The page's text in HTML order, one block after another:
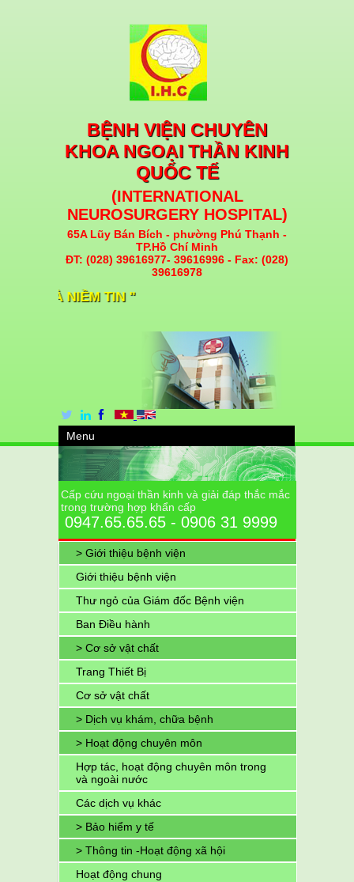
BỆNH VIỆN CHUYÊN
KHOA NGOẠI THẦN KINH
QUỐC TẾ
(INTERNATIONAL
NEUROSURGERY HOSPITAL)
65A Lũy Bán Bích - phường Phú Thạnh -
TP.Hồ Chí Minh
ĐT: (028) 39616977- 39616996 - Fax: (028)
39616978
LÀ NIỀM TIN "
Menu
Cấp cứu ngoại thần kinh và giải đáp thắc mắc
trong trường hợp khẩn cấp
0947.65.65.65 - 0906 31 9999
> Giới thiệu bệnh viện
Giới thiệu bệnh viện
Thư ngỏ của Giám đốc Bệnh viện
Ban Điều hành
> Cơ sở vật chất
Trang Thiết Bị
Cơ sở vật chất
> Dịch vụ khám, chữa bệnh
> Hoạt động chuyên môn
Hợp tác, hoạt động chuyên môn trong
và ngoài nước
Các dịch vụ khác
> Bảo hiểm y tế
> Thông tin -Hoạt động xã hội
Hoạt động chung